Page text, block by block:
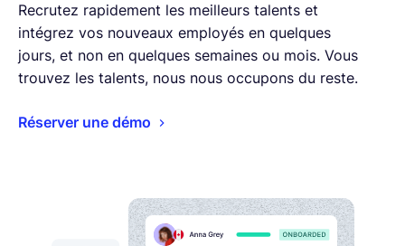
Recrutez rapidement les meilleurs talents et
intégrez vos nouveaux employés en quelques
jours, et non en quelques semaines ou mois. Vous
trouvez les talents, nous nous occupons du reste.
Réserver une démo